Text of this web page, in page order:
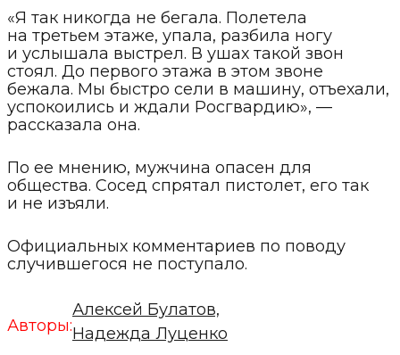
«Я так никогда не бегала. Полетела
на третьем этаже, упала, разбила ногу
и услышала выстрел. В ушах такой звон
стоял. До первого этажа в этом звоне
бежала. Мы быстро сели в машину, отъехали,
успокоились и ждали Росгвардию», —
рассказала она.
По ее мнению, мужчина опасен для
общества. Сосед спрятал пистолет, его так
и не изъяли.
Официальных комментариев по поводу
случившегося не поступало.
Авторы:
Алексей Булатов,
Надежда Луценко